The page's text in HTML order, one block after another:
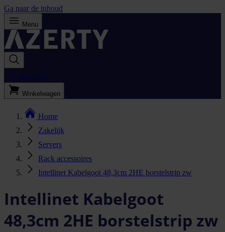
Ga naar de inhoud
Menu
Bestellijst
Winkelwagen
Home
Zakelijk
Servers
Rack accessoires
Intellinet Kabelgoot 48,3cm 2HE borstelstrip zw
Intellinet Kabelgoot
48,3cm 2HE borstelstrip zw